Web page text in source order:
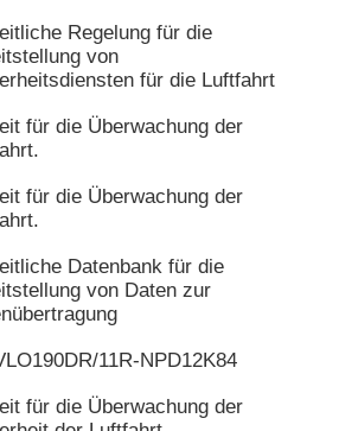
Regelung für die
von
für die Luftfahrt
für die Überwachung der
für die Überwachung der
Datenbank für die
von Daten zur
11R-NPD12K84
für die Überwachung der